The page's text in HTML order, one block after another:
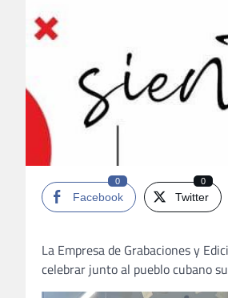
Facebook
0
Twitter
0
La Empresa de Grabaciones y
celebrar junto al pueblo cubano